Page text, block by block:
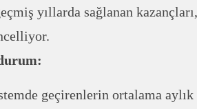
yıllarda sağlanan
geçirenlerin ortalama